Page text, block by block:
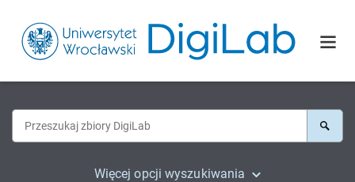
Więcej opcji wyszukiwania